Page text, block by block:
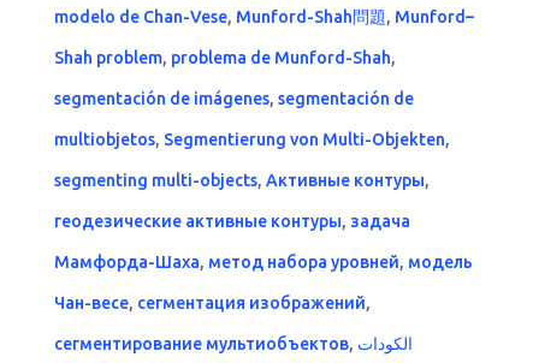
modelo de Chan-Vese, Munford-Shah問題, Munford–
Shah problem, problema de Munford-Shah,
segmentación de imágenes, segmentación de
multiobjetos, Segmentierung von Multi-Objekten,
segmenting multi-objects, Активные контуры,
геодезические активные контуры, задача
Мамфорда-Шаха, метод набора уровней, модель
Чан-весе, сегментация изображений,
сегментирование мультиобъектов, الكودات